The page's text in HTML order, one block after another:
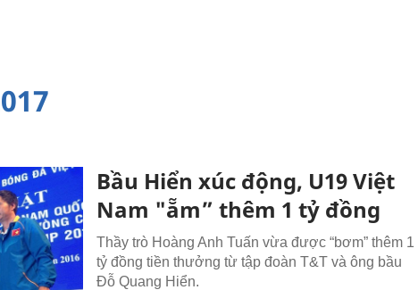
Bầu Hiển xúc động, U19 Việt
Nam "ẵm” thêm 1 tỷ đồng
Thầy trò Hoàng Anh Tuấn vừa được “bơm” thêm 1
tỷ đồng tiền thưởng từ tập đoàn T&T và ông bầu
Đỗ Quang Hiển.